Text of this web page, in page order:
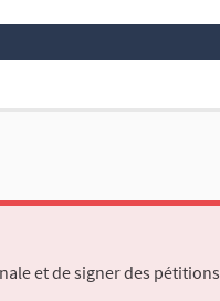
et de signer des pétitions